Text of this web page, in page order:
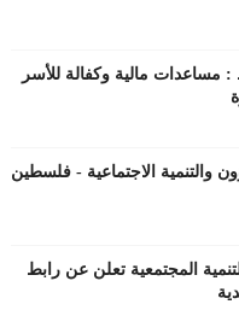
مساعدات مالية وكفالة للأسر
الاجتماعية - فلسطين
المجتمعية تعلن عن رابط